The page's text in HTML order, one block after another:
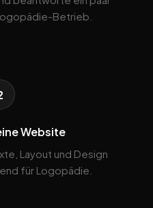
Betrieb.
Website
Layout und Design
für Logopädie.